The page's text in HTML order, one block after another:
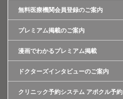
無料医療機関会員登録のご案内
プレミアム掲載のご案内
漫画でわかるプレミアム掲載
ドクターズインタビューのご案内
クリニック予約システム アポクル予約